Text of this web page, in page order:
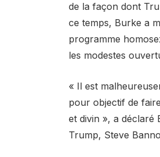
de la façon dont
ce temps, Burke a
programme
les modestes
« Il est
pour objectif de
et divin », a déclaré
Trump, Steve